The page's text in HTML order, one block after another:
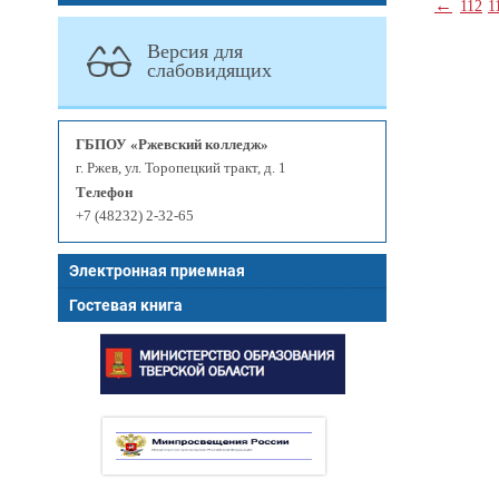
Версия для
слабовидящих
ГБПОУ «Ржевский колледж»
г. Ржев, ул. Торопецкий тракт, д. 1
Телефон
+7 (48232) 2-32-65
Электронная приемная
Гостевая книга
← 112